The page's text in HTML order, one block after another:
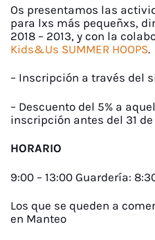
Os presentamos las
para lxs más pequeñxs,
2018 – 2013, y con la
Kids&Us SUMMER HOOPS.
– Inscripción a través del
– Descuento del 5% a
inscripción antes del 31
HORARIO
9:00 – 13:00 Guardería:
Los que se queden a comer
en Manteo